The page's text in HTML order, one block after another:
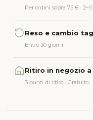
Per ordini sopra 75 € ·
Reso e cambio
Entro 30 giorni
Ritiro in negozio a
3 punti di ritiro · Gratuito